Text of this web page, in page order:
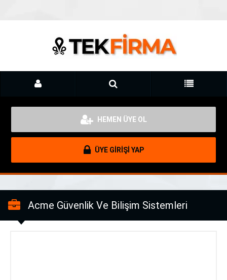
HEMEN ÜYE OL
ÜYE GİRİŞİ YAP
Acme Güvenlik Ve Bilişim Sistemleri